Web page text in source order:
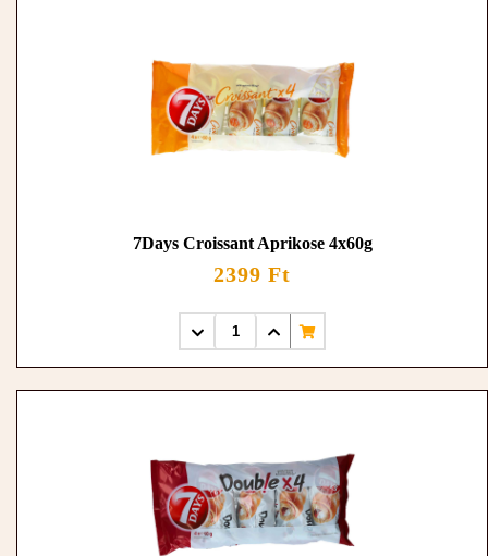
7Days Croissant Aprikose 4x60g
2399 Ft